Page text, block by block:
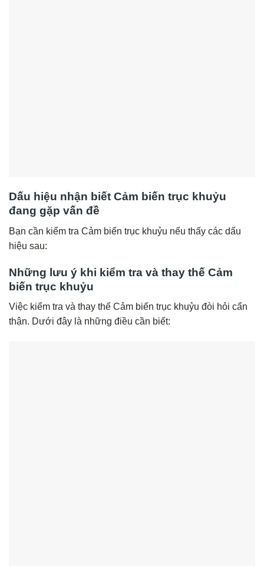
Dấu hiệu nhận biết Cảm biến trục khuỷu
đang gặp vấn đề
Bạn cần kiểm tra Cảm biến trục khuỷu nếu thấy các dấu
hiệu sau:
Những lưu ý khi kiểm tra và thay thế Cảm
biến trục khuỷu
Việc kiểm tra và thay thế Cảm biến trục khuỷu đòi hỏi cẩn
thận. Dưới đây là những điều cần biết: